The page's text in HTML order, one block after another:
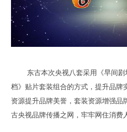
东古本次央视八套采用《早间
档》贴片套装组合的方式，提升品牌
资源提升品牌美誉，套装资源增强品
古央视品牌传播之网，牢牢网住消费